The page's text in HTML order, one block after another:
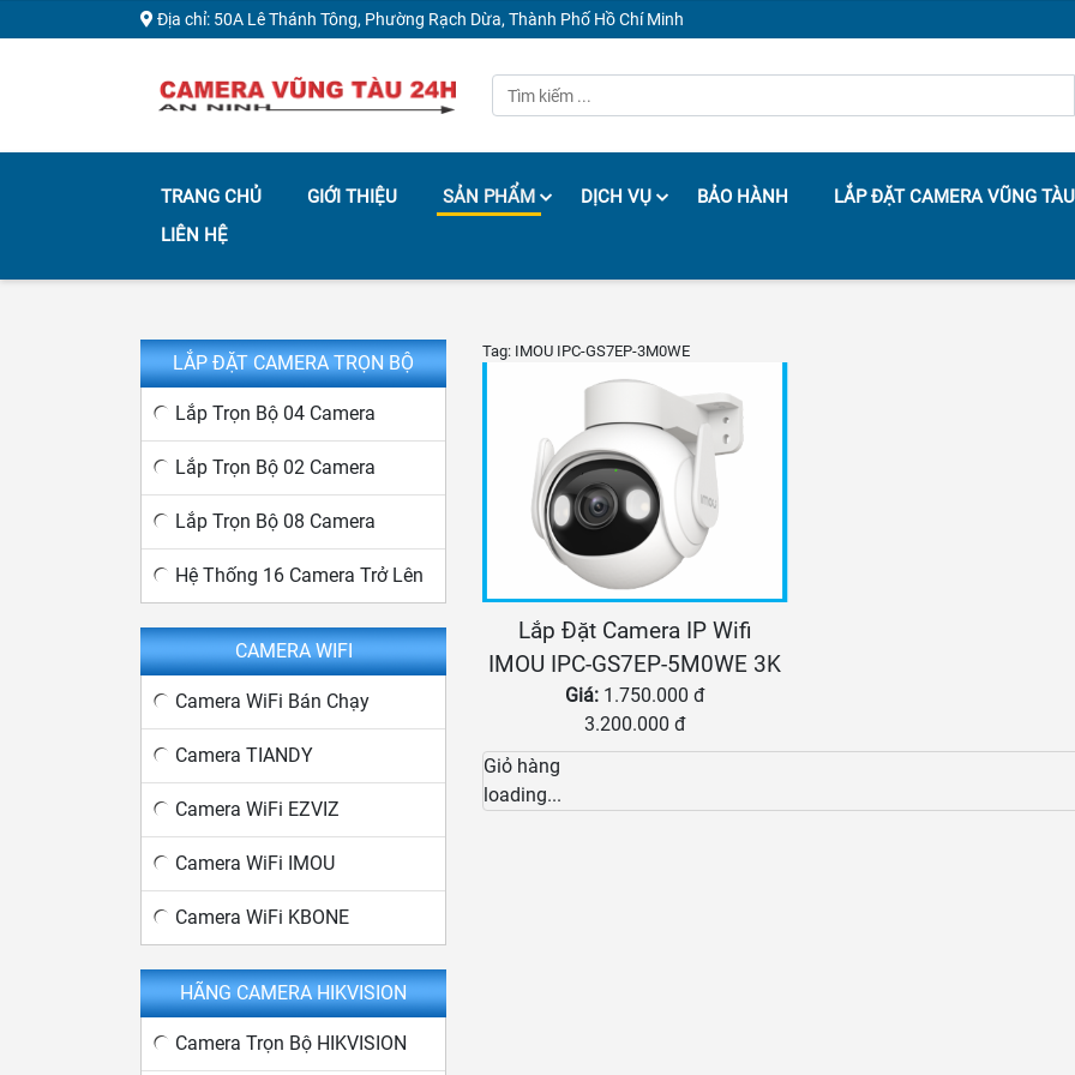
Địa chỉ: 50A Lê Thánh Tông, Phường Rạch Dừa, Thành Phố Hồ Chí Minh
TRANG CHỦ GIỚI THIỆU SẢN PHẨM DỊCH VỤ BẢO HÀNH
LẮP ĐẶT CAMERA VŨNG TÀU
LIÊN HỆ
Tag: IMOU IPC-GS7EP-3M0WE
Lắp Đặt Camera IP Wifi
IMOU IPC-GS7EP-5M0WE 3K
Giá: 1.750.000 đ
3.200.000 đ
Giỏ hàng
loading...
LẮP ĐẶT CAMERA TRỌN BỘ
Lắp Trọn Bộ 04 Camera
Lắp Trọn Bộ 02 Camera
Lắp Trọn Bộ 08 Camera
Hệ Thống 16 Camera Trở Lên
CAMERA WIFI
Camera WiFi Bán Chạy
Camera TIANDY
Camera WiFi EZVIZ
Camera WiFi IMOU
Camera WiFi KBONE
HÃNG CAMERA HIKVISION
Camera Trọn Bộ HIKVISION